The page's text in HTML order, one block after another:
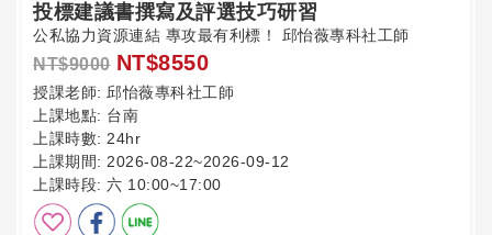
投標建議書撰寫及評選技巧研習
公私協力資源連結 專攻最有利標！ 邱怡薇專科社工師
NT$9000 NT$8550
授課老師: 邱怡薇專科社工師
上課地點: 台南
上課時數: 24hr
上課期間: 2026-08-22~2026-09-12
上課時段: 六 10:00~17:00